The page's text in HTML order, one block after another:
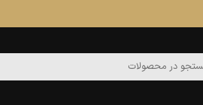
در محصولات